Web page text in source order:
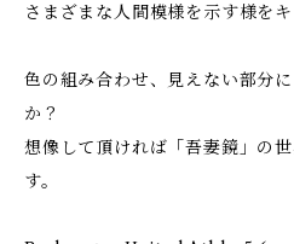
さまざまな人間模様を示す様を
色の組み合わせ、見えない部分
か？
想像して頂ければ「吾妻鏡」の
す。